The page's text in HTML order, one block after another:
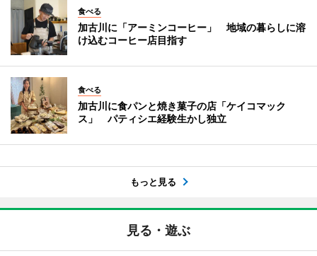
食べる
加古川に「アーミンコーヒー」 地域の暮らしに溶
け込むコーヒー店目指す
食べる
加古川に食パンと焼き菓子の店「ケイコマック
ス」 パティシエ経験生かし独立
もっと見る
見る・遊ぶ